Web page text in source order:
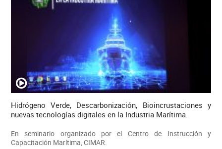
Hidrógeno Verde, Descarbonización, Bioincrustaciones y
nuevas tecnologías digitales en la Industria Marítima.
En seminario organizado por el Centro de Instrucción y
Capacitación Marítima, CIMAR.